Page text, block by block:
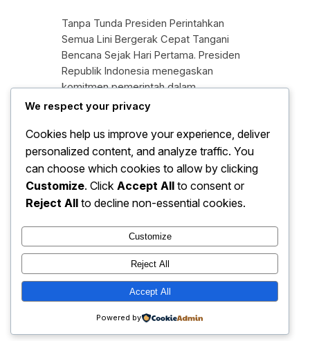
Tanpa Tunda Presiden Perintahkan
Semua Lini Bergerak Cepat Tangani
Bencana Sejak Hari Pertama. Presiden
Republik Indonesia menegaskan
komitmen pemerintah dalam
penanganan bencana dengan
untuk bergerak cepat sejak hari
pertama terjadinya bencana. Instruksi
tersebut di sampaikan sebagai respons
atas meningkatnya intensitas bencana
alam di berbagai wilayah, sekaligus
keselamatan warga…
baju hari ini Instagram
X
We respect your privacy
Cookies help us improve your experience, deliver
personalized content, and analyze traffic. You
can choose which cookies to allow by clicking
Customize. Click Accept All to consent or
Reject All to decline non-essential cookies.
Customize
Reject All
Accept All
Powered by